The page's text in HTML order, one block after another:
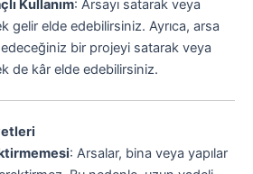
Kullanım: Arsayı satarak veya
gelir elde edebilirsiniz. Ayrıca, arsa
bir projeyi satarak veya
de kâr elde edebilirsiniz.
: Arsalar, bina veya yapılar